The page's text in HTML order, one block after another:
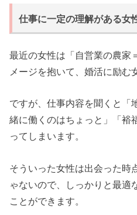
仕事に一定の理解がある女
最近の女性は「自営業の農家
メージを抱いて、婚活に励む
ですが、仕事内容を聞くと「
緒に働くのはちょっと」「裕
ってしまいます。
そういった女性は出会った時
ゃないので、しっかりと最適
ことができます。